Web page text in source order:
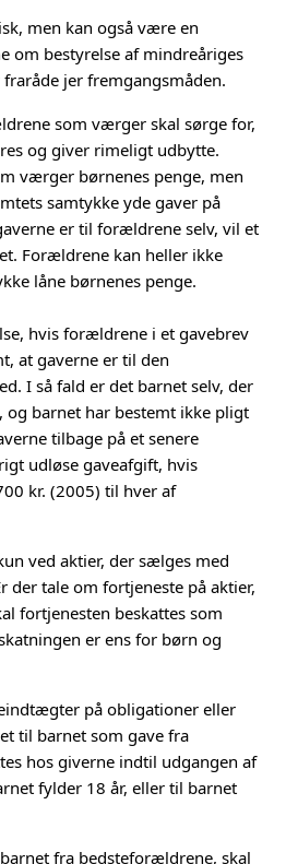
men kan også være en
om bestyrelse af mindreåriges
jer fremgangsmåden.
som værger skal sørge for,
og giver rimeligt udbytte.
værger børnenes penge, men
samtykke yde gaver på
er til forældrene selv, vil et
Forældrene kan heller ikke
låne børnenes penge.
hvis forældrene i et gavebrev
at gaverne er til den
I så fald er det barnet selv, der
og barnet har bestemt ikke pligt
tilbage på et senere
udløse gaveafgift, hvis
kr. (2005) til hver af
ved aktier, der sælges med
der tale om fortjeneste på aktier,
fortjenesten beskattes som
er ens for børn og
på obligationer eller
til barnet som gave fra
hos giverne indtil udgangen af
fylder 18 år, eller til barnet
fra bedsteforældrene, skal